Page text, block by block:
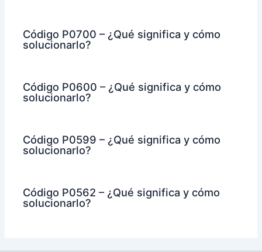
Código P0700 – ¿Qué significa y cómo
solucionarlo?
Código P0600 – ¿Qué significa y cómo
solucionarlo?
Código P0599 – ¿Qué significa y cómo
solucionarlo?
Código P0562 – ¿Qué significa y cómo
solucionarlo?